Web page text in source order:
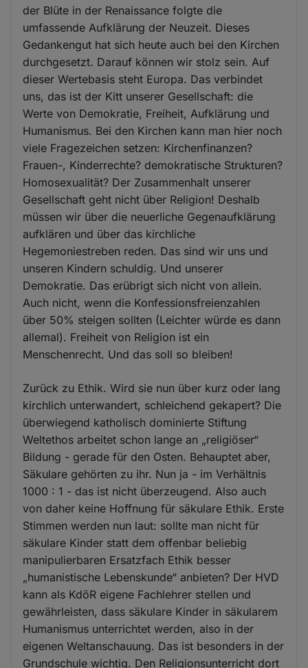
der Blüte in der Renaissance folgte die
umfassende Aufklärung der Neuzeit. Dieses
Gedankengut hat sich heute auch bei den Kirchen
durchgesetzt. Darauf können wir stolz sein. Auf
dieser Wertebasis steht Europa. Das verbindet
uns, das ist der Kitt unserer Gesellschaft: die
Werte von Demokratie, Freiheit, Aufklärung und
Humanismus. Bei den Kirchen kann man hier noch
viele Fragezeichen setzen: Kirchenfinanzen?
Frauen-, Kinderrechte? demokratische Strukturen?
Homosexualität? Der Zusammenhalt unserer
Gesellschaft geht nicht über Religion! Deshalb
müssen wir über die neuerliche Gegenaufklärung
aufklären und über das kirchliche
Hegemoniestreben reden. Das sind wir uns und
unseren Kindern schuldig. Und unserer
Demokratie. Das erübrigt sich nicht von allein.
Auch nicht, wenn die Konfessionsfreienzahlen
über 50% steigen sollten (Leichter würde es dann
allemal). Freiheit von Religion ist ein
Menschenrecht. Und das soll so bleiben!
Zurück zu Ethik. Wird sie nun über kurz oder lang
kirchlich unterwandert, schleichend gekapert? Die
überwiegend katholisch dominierte Stiftung
Weltethos arbeitet schon lange an „religiöser“
Bildung - gerade für den Osten. Behauptet aber,
Säkulare gehörten zu ihr. Nun ja - im Verhältnis
1000 : 1 - das ist nicht überzeugend. Also auch
von daher keine Hoffnung für säkulare Ethik. Erste
Stimmen werden nun laut: sollte man nicht für
säkulare Kinder statt dem offenbar beliebig
manipulierbaren Ersatzfach Ethik besser
„humanistische Lebenskunde“ anbieten? Der HVD
kann als KdöR eigene Fachlehrer stellen und
gewährleisten, dass säkulare Kinder in säkularem
Humanismus unterrichtet werden, also in der
eigenen Weltanschauung. Das ist besonders in der
Grundschule wichtig. Den Religionsunterricht dort